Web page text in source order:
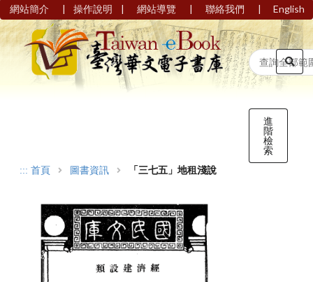
網站簡介 | 操作說明 | 網站導覽 | 聯絡我們 | English
進
階
檢
索
::: 首頁 圖書資訊 「三七五」地租淺說